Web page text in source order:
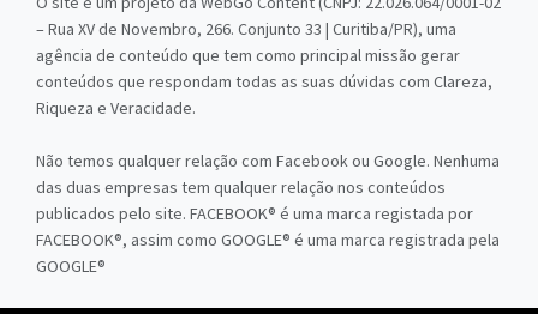
– Rua XV de Novembro, 266. Conjunto 33 | Curitiba/PR), uma
agência de conteúdo que tem como principal missão gerar
conteúdos que respondam todas as suas dúvidas com Clareza,
Riqueza e Veracidade.
Não temos qualquer relação com Facebook ou Google. Nenhuma
das duas empresas tem qualquer relação nos conteúdos
publicados pelo site. FACEBOOK® é uma marca registada por
FACEBOOK®, assim como GOOGLE® é uma marca registrada pela
GOOGLE®